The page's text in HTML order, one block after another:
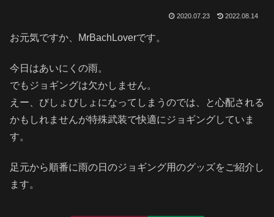
2020.07.23 2022.08.14
お元気ですか、MrBachLoverです。
今日はあいにくの雨。
でもジョギングは欠かしません。
えー、びしょびしょになってしまうのでは、と心配される
かもしれませんが特殊武装で快適にジョギングしていま
す。
足元から順番に雨の日のジョギング用のグッズをご紹介し
ます。